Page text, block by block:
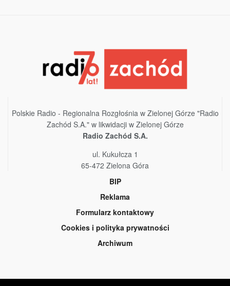
Polskie Radio - Regionalna Rozgłośnia w Zielonej Górze "Radio
Zachód S.A." w likwidacji w Zielonej Górze
Radio Zachód S.A.
ul. Kukułcza 1
65-472 Zielona Góra
BIP
Reklama
Formularz kontaktowy
Cookies i polityka prywatności
Archiwum